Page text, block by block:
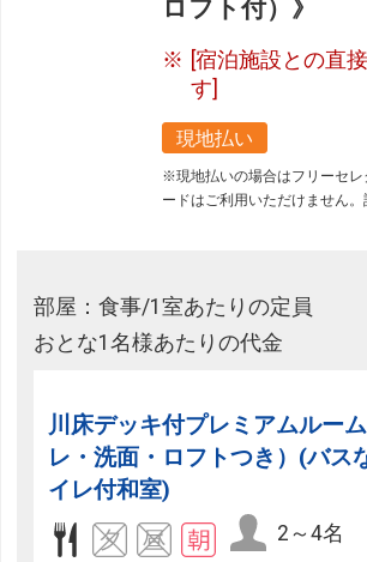
ロフト付）》
[宿泊施設との直
す]
現地払い
※現地払いの場合はフリーセレ
ードはご利用いただけません。
部屋：食事/1室あたりの定員
おとな1名様あたりの代金
川床デッキ付プレミアムルー
レ・洗面・ロフトつき）(バス
イレ付和室)
2～4名